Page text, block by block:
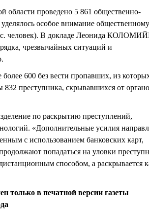
проведено 5 861 общественно-
особое внимание общественному
человек). В докладе Леонида
чрезвычайных ситуаций и
600 без вести пропавших, из
преступника, скрывавшихся от
по раскрытию преступлений,
«Дополнительные усилия
с использованием банковских карт,
попадаться на уловки
способом, а раскрывается
только в печатной версии газеты